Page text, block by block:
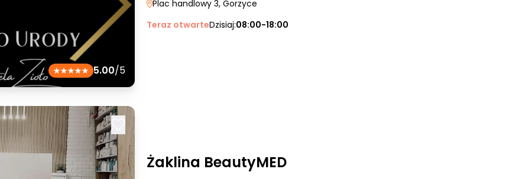
5.00/5
Plac handlowy 3, Gorzyce
Teraz otwarteDzisiaj:08:00-18:00
Żaklina BeautyMED